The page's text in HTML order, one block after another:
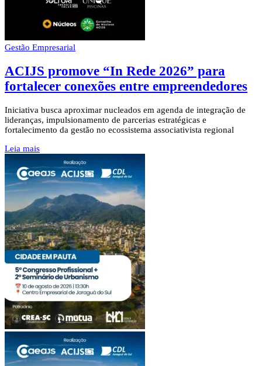
Gestão Empresarial
ACIJS promove “In Rede 2026” para
fortalecer conexões entre empreendedores
Iniciativa busca aproximar nucleados em agenda de integração de
lideranças, impulsionamento de parcerias estratégicas e
fortalecimento da gestão no ecossistema associativista regional
Leia mais